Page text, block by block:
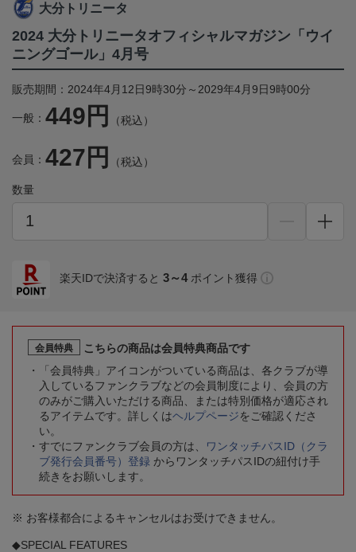
大分トリニータ
2024 大分トリニータオフィシャルマガジン「ウイ
ニングゴール」4月号
販売期間：2024年4月12日9時30分～2029年4月9日9時00分
一般： 449円 （税込）
会員： 427円 （税込）
数量
楽天IDで決済すると 3～4 ポイント獲得
会員特典
こちらの商品は会員特典商品です
「会員特典」アイコンがついている商品は、各クラブが導
入しているファンクラブなどの会員制度により、会員の方
のみがご購入いただける商品、または特別価格が適応され
るアイテムです。詳しくはヘルプページをご確認くださ
い。
すでにファンクラブ会員の方は、
ワンタッチパスID（クラ
ブ発行会員番号）登録 からワンタッチパスIDの紐付け手
続きをお願いします。
※ お客様都合によるキャンセルはお受けできません。
◆SPECIAL FEATURES